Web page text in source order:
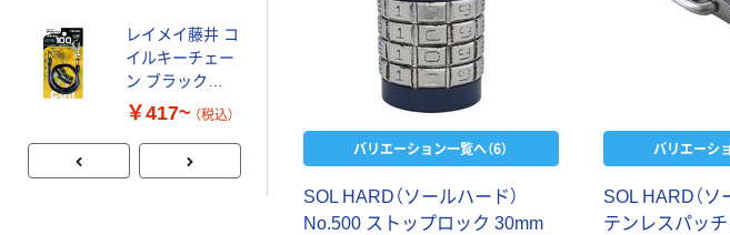
バリエーション一覧へ（6）
SOL HARD（ソールハード）
No.500 ストップロック 30mm
バリエーシ
SOL HARD（ソ
テンレスパッ
レイメイ藤井 コ
イルキーチェー
ン ブラック
GLK
￥417~ （税込）
グ 20mm ZY-
214 1個(16個)
61-7024-38
￥267 （税込）
カゴへ